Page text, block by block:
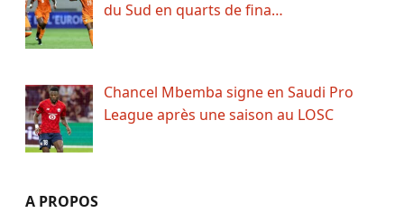
du Sud en quarts de fina…
Chancel Mbemba signe en Saudi Pro
League après une saison au LOSC
A PROPOS